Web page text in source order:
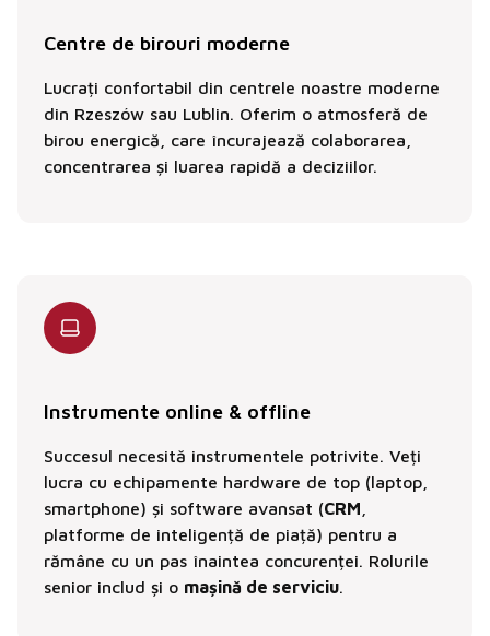
Centre de birouri moderne
Lucrați confortabil din centrele noastre moderne
din Rzeszów sau Lublin. Oferim o atmosferă de
birou energică, care încurajează colaborarea,
concentrarea și luarea rapidă a deciziilor.
Instrumente online & offline
Succesul necesită instrumentele potrivite. Veți
lucra cu echipamente hardware de top (laptop,
smartphone) și software avansat (CRM
platforme de inteligență de piață) pentru a
rămâne cu un pas înaintea concurenței. Rolurile
senior includ și o mașină de serviciu.